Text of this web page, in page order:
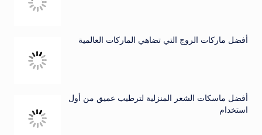
أفضل ماركات الروج التي تضاهي الماركات العالمية
أفضل ماسكات الشعر المنزلية لترطيب عميق من أول
استخدام